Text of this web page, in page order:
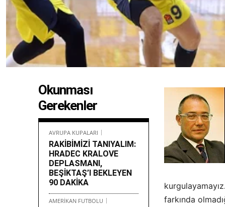
Okunması
Gerekenler
AVRUPA KUPALARI
RAKİBİMİZİ TANIYALIM:
HRADEC KRALOVE
DEPLASMANI,
BEŞİKTAŞ’I BEKLEYEN
90 DAKİKA
AMERİKAN FUTBOLU
farkında